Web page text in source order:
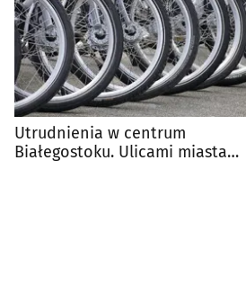
Utrudnienia w centrum
Białegostoku. Ulicami miasta